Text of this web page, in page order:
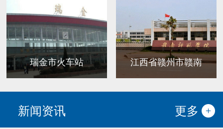
瑞金市火车站 江西省赣州市赣南
新闻资讯 更多